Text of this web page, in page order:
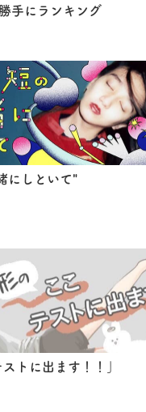
手にランキング
にしといて"
トに出ます！！」